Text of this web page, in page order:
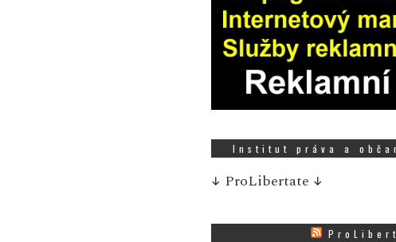
Institut práva a
↓ ProLibertate ↓